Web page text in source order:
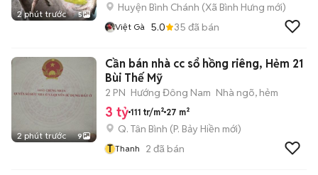
2 phút trước 5
Huyện Bình Chánh (Xã Bình Hưng mới)
Việt Gà 5.0 35 đã bán
2 phút trước 9
Cần bán nhà cc sổ hồng riêng, Hẻm 21
Bùi Thế Mỹ
2 PN Hướng Đông Nam Nhà ngõ, hẻm
3 tỷ 111 tr/m² 27 m²
Q. Tân Bình (P. Bảy Hiền mới)
T Thanh 2 đã bán